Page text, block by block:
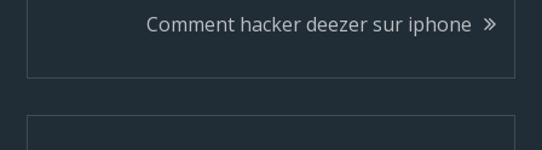
v
Comment hacker deezer sur iphone